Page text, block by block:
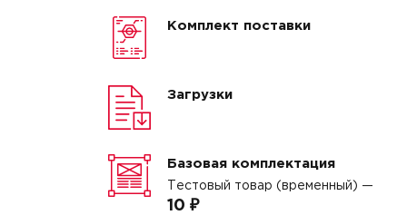
Комплект поставки
Загрузки
Базовая комплектация
Тестовый товар (временный) —
10 ₽